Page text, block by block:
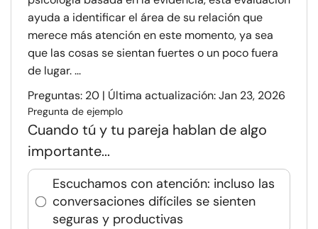
ayuda a identificar el área de su relación que
merece más atención en este momento, ya sea
que las cosas se sientan fuertes o un poco fuera
de lugar. ...
Preguntas: 20 | Última actualización: Jan 23, 2026
Pregunta de ejemplo
Cuando tú y tu pareja hablan de algo
importante...
Escuchamos con atención: incluso las
conversaciones difíciles se sienten
seguras y productivas